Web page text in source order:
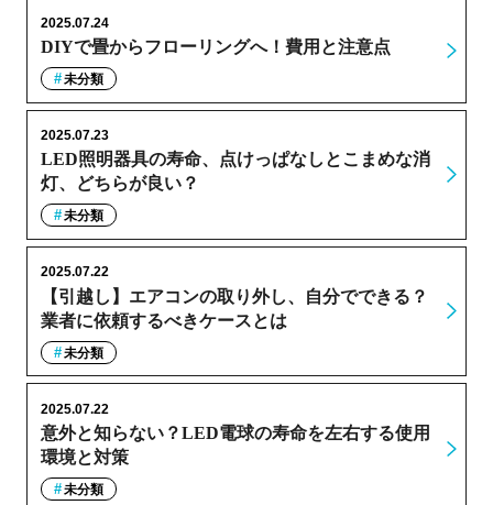
DIYで畳からフローリングへ！費用と注意点
2025.07.24
未分類
LED照明器具の寿命、点けっぱなしとこまめな消
灯、どちらが良い？
2025.07.23
未分類
【引越し】エアコンの取り外し、自分でできる？
業者に依頼するべきケースとは
2025.07.22
未分類
意外と知らない？LED電球の寿命を左右する使用
環境と対策
2025.07.22
未分類